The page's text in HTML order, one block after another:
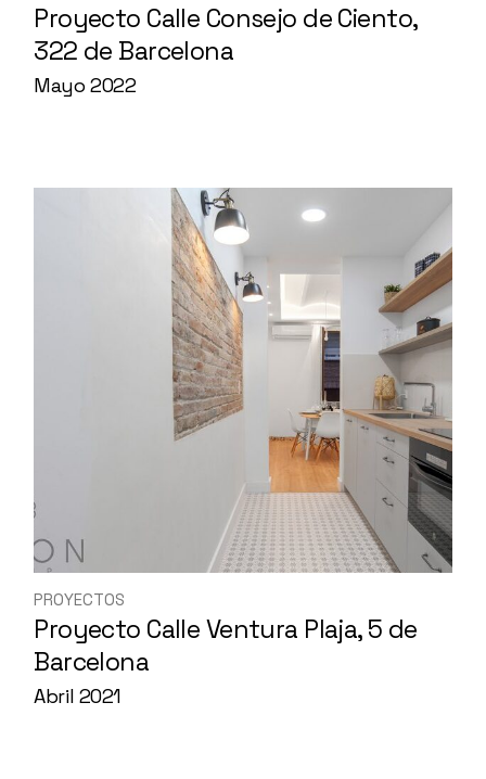
Proyecto Calle Consejo de Ciento,
322 de Barcelona
Mayo 2022
PROYECTOS
Proyecto Calle Ventura Plaja, 5 de
Barcelona
Abril 2021